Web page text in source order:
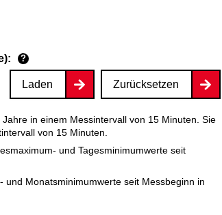
?
Laden Zurücksetzen
in einem Messintervall von 15 Minuten. Sie
von 15 Minuten.
und Tagesminimumwerte seit
Monatsminimumwerte seit Messbeginn in